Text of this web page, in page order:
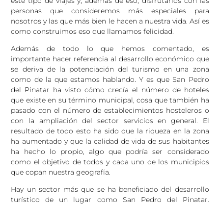
personas que consideremos más especiales para
nosotros y las que más bien le hacen a nuestra vida. Así es
como construimos eso que llamamos felicidad.
Además de todo lo que hemos comentado, es
importante hacer referencia al desarrollo económico que
se deriva de la potenciación del turismo en una zona
como de la que estamos hablando. Y es que San Pedro
del Pinatar ha visto cómo crecía el número de hoteles
que existe en su término municipal, cosa que también ha
pasado con el número de establecimientos hosteleros o
con la ampliación del sector servicios en general. El
resultado de todo esto ha sido que la riqueza en la zona
ha aumentado y que la calidad de vida de sus habitantes
ha hecho lo propio, algo que podría ser considerado
como el objetivo de todos y cada uno de los municipios
que copan nuestra geografía.
Hay un sector más que se ha beneficiado del desarrollo
turístico de un lugar como San Pedro del Pinatar.